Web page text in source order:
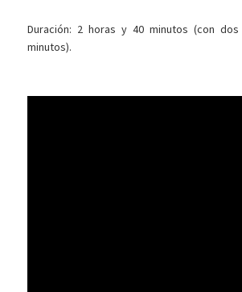
Duración: 2 horas y 40 minutos (con
minutos).